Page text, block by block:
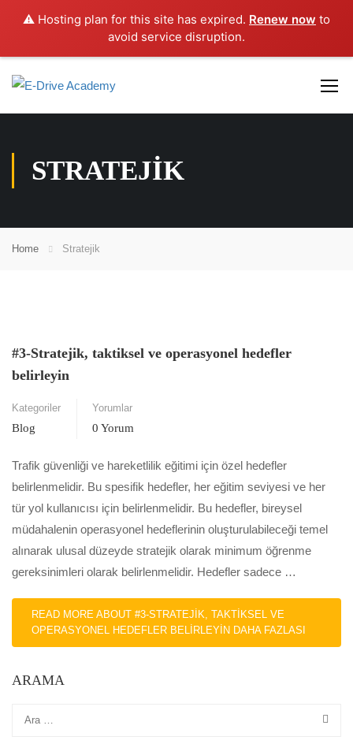
⚠️ Hosting plan for this site has expired. Renew now to
avoid service disruption.
STRATEJIK
Home Stratejik
#3-Stratejik, taktiksel ve operasyonel hedefler
belirleyin
Kategoriler
Blog
Yorumlar
0 Yorum
Trafik güvenliği ve hareketlilik eğitimi için özel hedefler
belirlenmelidir. Bu spesifik hedefler, her eğitim seviyesi ve her
tür yol kullanıcısı için belirlenmelidir. Bu hedefler, bireysel
müdahalenin operasyonel hedeflerinin oluşturulabileceği temel
alınarak ulusal düzeyde stratejik olarak minimum öğrenme
gereksinimleri olarak belirlenmelidir. Hedefler sadece …
READ MORE ABOUT #3-STRATEJIK, TAKTIKSEL VE
OPERASYONEL HEDEFLER BELIRLEYIN DAHA FAZLASI
ARAMA